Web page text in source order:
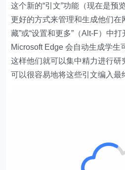
这个新的“引文”功能（现在是预
更好的方式来管理和生成他们在
藏”或“设置和更多”（Alt-F）中打
Microsoft Edge 会自动生成学生
这样他们就可以集中精力进行研
可以很容易地将这些引文编入最